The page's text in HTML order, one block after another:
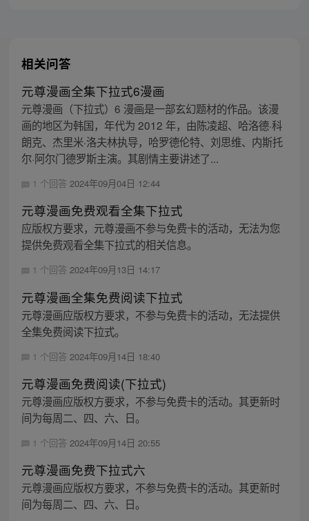
相关问答
元尊漫画全集下拉式6漫画
元尊漫画（下拉式）6 漫画是一部玄幻题材的作品。该漫
画的地区为韩国，年代为 2012 年，由陈凌超、哈洛德·科
朗克、杰里米·洛夫林执导，哈罗德伦特、刘思维、内斯托
尔·阿尔门德罗斯主演。其剧情主要讲述了...
1 个回答 2024年09月04日 12:44
元尊漫画免费观看全集下拉式
应版权方要求，元尊漫画不参与免费卡的活动，无法为您
提供免费观看全集下拉式的相关信息。
1 个回答 2024年09月13日 14:17
元尊漫画全集免费阅读下拉式
元尊漫画应版权方要求，不参与免费卡的活动，无法提供
全集免费阅读下拉式。
1 个回答 2024年09月14日 18:40
元尊漫画免费阅读(下拉式)
元尊漫画应版权方要求，不参与免费卡的活动。其更新时
间为每周二、四、六、日。
1 个回答 2024年09月14日 20:55
元尊漫画免费下拉式六
元尊漫画应版权方要求，不参与免费卡的活动。其更新时
间为每周二、四、六、日。